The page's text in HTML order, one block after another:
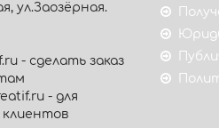
ул.Заозёрная.
- сделать заказ
- для